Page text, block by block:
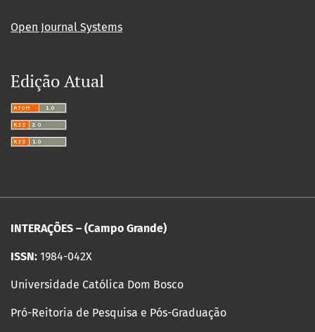
Open Journal Systems
Edição Atual
INTERAÇÕES – (Campo Grande)
ISSN: 1984-042X
Universidade Católica Dom Bosco
Pró-Reitoria de Pesquisa e Pós-Graduação